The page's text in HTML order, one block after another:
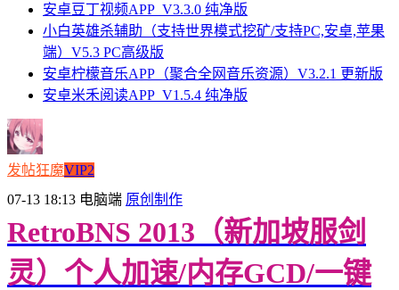
安卓豆丁视频APP_V3.3.0 纯净版
小白英雄杀辅助（支持世界模式挖矿/支持PC,安卓,苹果
端）V5.3 PC高级版
安卓柠檬音乐APP（聚合全网音乐资源）V3.2.1 更新版
安卓米禾阅读APP_V1.5.4 纯净版
发帖狂魔VIP2
07-13 18:13 电脑端 原创制作
RetroBNS 2013（新加坡服剑
灵）个人加速/内存GCD/一键